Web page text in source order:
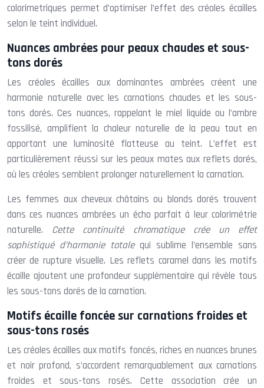
colorimetriques permet d’optimiser l’effet des créoles écailles
selon le teint individuel.
Nuances ambrées pour peaux chaudes et sous-
tons dorés
Les créoles écailles aux dominantes ambrées créent une
harmonie naturelle avec les carnations chaudes et les sous-
tons dorés. Ces nuances, rappelant le miel liquide ou l’ambre
fossilisé, amplifient la chaleur naturelle de la peau tout en
apportant une luminosité flatteuse au teint. L’effet est
particulièrement réussi sur les peaux mates aux reflets dorés,
où les créoles semblent prolonger naturellement la carnation.
Les femmes aux cheveux châtains ou blonds dorés trouvent
dans ces nuances ambrées un écho parfait à leur colorimétrie
naturelle. Cette continuité chromatique crée un effet
sophistiqué d’harmonie totale qui sublime l’ensemble sans
créer de rupture visuelle. Les reflets caramel dans les motifs
écaille ajoutent une profondeur supplémentaire qui révèle tous
les sous-tons dorés de la carnation.
Motifs écaille foncée sur carnations froides et
sous-tons rosés
Les créoles écailles aux motifs foncés, riches en nuances brunes
et noir profond, s’accordent remarquablement aux carnations
froides et sous-tons rosés. Cette association crée un